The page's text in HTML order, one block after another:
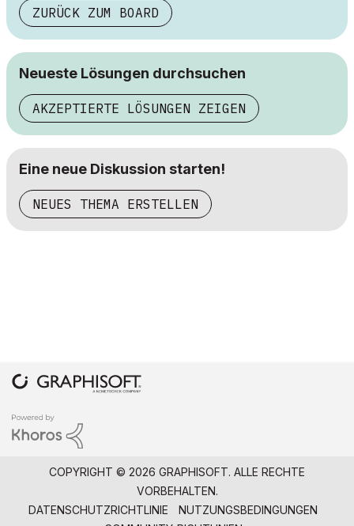
ZURÜCK ZUM BOARD
Neueste Lösungen durchsuchen
AKZEPTIERTE LÖSUNGEN ZEIGEN
Eine neue Diskussion starten!
NEUES THEMA ERSTELLEN
COPYRIGHT © 2026 GRAPHISOFT. ALLE RECHTE
VORBEHALTEN.
DATENSCHUTZRICHTLINIE
NUTZUNGSBEDINGUNGEN